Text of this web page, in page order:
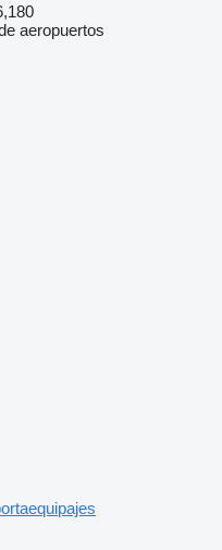
aeropuertos